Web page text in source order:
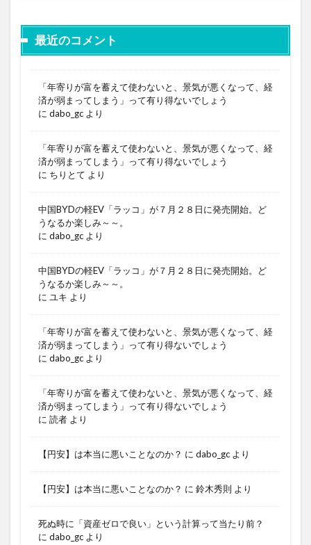
最近のコメント
「年寄りが富を蓄えて使わないと、景気が悪くなって、経
済が弱まってしまう」って有り得ないでしょう
に dabo_gc より
「年寄りが富を蓄えて使わないと、景気が悪くなって、経
済が弱まってしまう」って有り得ないでしょう
に ちりとて より
中国BYDの軽EV「ラッコ」が７月２８日に発売開始。ど
うなるか楽しみ～～。
に dabo_gc より
中国BYDの軽EV「ラッコ」が７月２８日に発売開始。ど
うなるか楽しみ～～。
に ユキ より
「年寄りが富を蓄えて使わないと、景気が悪くなって、経
済が弱まってしまう」って有り得ないでしょう
に dabo_gc より
「年寄りが富を蓄えて使わないと、景気が悪くなって、経
済が弱まってしまう」って有り得ないでしょう
に 読者 より
【円安】は本当に悪いことなのか？ に dabo_gc より
【円安】は本当に悪いことなのか？ に 鈴木秀則 より
死ぬ時に「資産ゼロで良い」という計算って当たり前？
に dabo_gc より